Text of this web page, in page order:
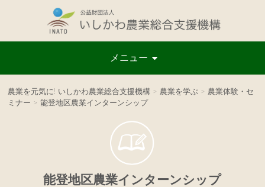
メニュー
農業を元気に! いしかわ農業総合支援機構 > 農業を学ぶ > 農業体験・セ
ミナー > 能登地区農業インターンシップ
能登地区農業インターンシップ